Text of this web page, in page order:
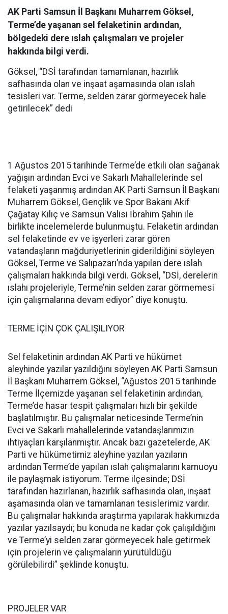
AK Parti Samsun İl Başkanı Muharrem Göksel,
Terme’de yaşanan sel felaketinin ardından,
bölgedeki dere ıslah çalışmaları ve projeler
hakkında bilgi verdi.
Göksel, “DSİ tarafından tamamlanan, hazırlık
safhasında olan ve inşaat aşamasında olan ıslah
tesisleri var. Terme, selden zarar görmeyecek hale
getirilecek” dedi
1 Ağustos 2015 tarihinde Terme’de etkili olan sağanak
yağışın ardından Evci ve Sakarlı Mahallelerinde sel
felaketi yaşanmış ardından AK Parti Samsun İl Başkanı
Muharrem Göksel, Gençlik ve Spor Bakanı Akif
Çağatay Kılıç ve Samsun Valisi İbrahim Şahin ile
birlikte incelemelerde bulunmuştu. Felaketin ardından
sel felaketinde ev ve işyerleri zarar gören
vatandaşların mağduriyetlerinin giderildiğini söyleyen
Göksel, Terme ve Salıpazarı’nda yapılan dere ıslah
çalışmaları hakkında bilgi verdi. Göksel, “DSİ, derelerin
ıslahı projeleriyle, Terme’nin selden zarar görmemesi
için çalışmalarına devam ediyor” diye konuştu.
TERME İÇİN ÇOK ÇALIŞILIYOR
Sel felaketinin ardından AK Parti ve hükümet
aleyhinde yazılar yazıldığını söyleyen AK Parti Samsun
İl Başkanı Muharrem Göksel, “Ağustos 2015 tarihinde
Terme İlçemizde yaşanan sel felaketinin ardından,
Terme’de hasar tespit çalışmaları hızlı bir şekilde
başlatılmıştır. Bu çalışmalar neticesinde Terme’nin
Evci ve Sakarlı mahallelerinde vatandaşlarımızın
ihtiyaçları karşılanmıştır. Ancak bazı gazetelerde, AK
Parti ve hükümetimiz aleyhine yazılan yazıların
ardından Terme’de yapılan ıslah çalışmalarını kamuoyu
ile paylaşmak istiyorum. Terme ilçesinde; DSİ
tarafından hazırlanan, hazırlık safhasında olan, inşaat
aşamasında olan ve tamamlanan tesislerimiz vardır.
Bu çalışmalar hakkında araştırma yapılarak hakkımızda
yazılar yazılsaydı; bu konuda ne kadar çok çalışıldığını
ve Terme’yi selden zarar görmeyecek hale getirmek
için projelerin ve çalışmaların yürütüldüğü
görülebilirdi” şeklinde konuştu.
PROJELER VAR